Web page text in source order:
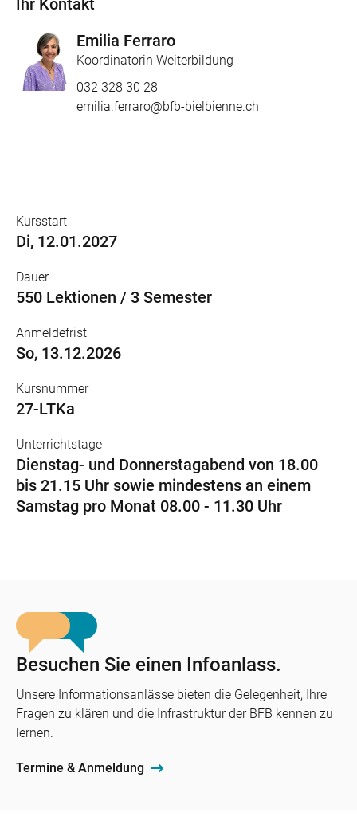
Ihr Kontakt
Emilia Ferraro
Koordinatorin Weiterbildung
032 328 30 28
emilia.ferraro@bfb-bielbienne.ch
Kursstart
Di, 12.01.2027
Kursnummer
27-LTKa
Dauer
550 Lektionen / 3 Semester
Unterrichtstage
Dienstag- und Donnerstagabend von 18.00
bis 21.15 Uhr sowie mindestens an einem
Samstag pro Monat 08.00 - 11.30 Uhr
Anmeldefrist
So, 13.12.2026
Besuchen Sie einen Infoanlass.
Unsere Informationsanlässe bieten die Gelegenheit, Ihre
Fragen zu klären und die Infrastruktur der BFB kennen zu
lernen.
Termine & Anmeldung